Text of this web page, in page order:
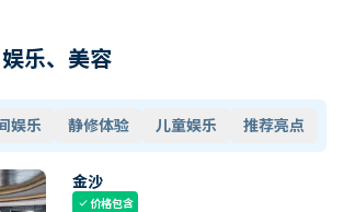
乐、美容
娱乐 静修体验 儿童娱乐 推荐亮点
金沙
check价格包含